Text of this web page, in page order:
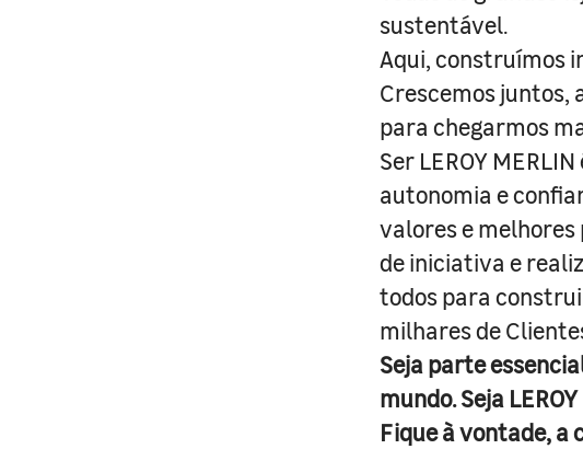
sustentável.
Aqui, construímos
Crescemos juntos,
para chegarmos
Ser LEROY
autonomia e
valores e
de iniciativa e
todos para
milhares de
Seja parte
mundo. Seja
Fique à vontade, a